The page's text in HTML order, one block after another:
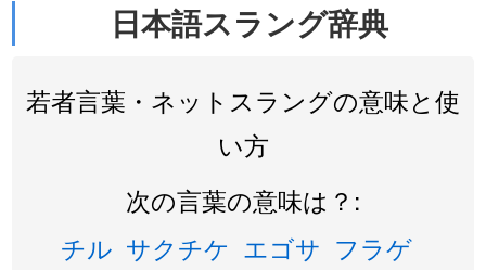
日本語スラング辞典
若者言葉・ネットスラングの意味と使
い方
次の言葉の意味は？:
チル サクチケ エゴサ フラゲ